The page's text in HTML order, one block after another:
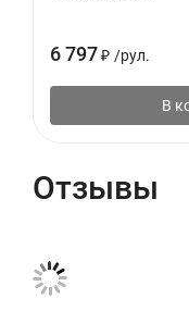
6 797₽ /рул.
В
Отзывы